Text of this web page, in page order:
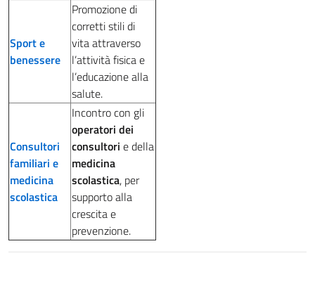
Sport e
benessere
Promozione di
corretti stili di
vita attraverso
l’attività fisica e
l’educazione alla
salute.
Consultori
familiari e
medicina
scolastica
Incontro con gli
operatori dei
consultori e della
medicina
scolastica, per
supporto alla
crescita e
prevenzione.